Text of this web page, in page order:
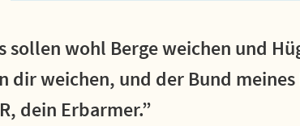
sollen wohl Berge weichen und
dir weichen, und der Bund
dein Erbarmer.”